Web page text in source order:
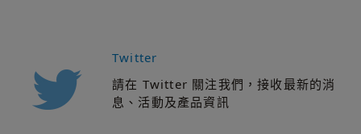
Twitter
請在 Twitter 關注我們，接收最新的消
息、活動及產品資訊